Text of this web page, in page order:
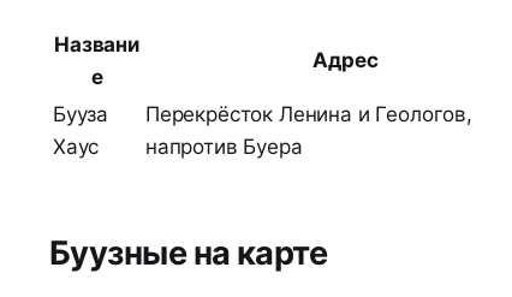
Названи
е
Адрес
Бууза
Хаус
Перекрёсток Ленина и Геологов,
напротив Буера
Буузные на карте